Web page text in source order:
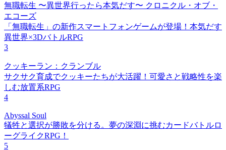
無職転生 〜異世界行ったら本気だす〜 クロニクル・オブ・
エコーズ
「無職転生」の新作スマートフォンゲームが登場！本気だす
異世界×3DバトルRPG
3
クッキーラン：クランブル
サクサク育成でクッキーたちが大活躍！可愛さと戦略性を楽
しむ放置系RPG
4
Abyssal Soul
犠牲と選択が勝敗を分ける。夢の深淵に挑むカードバトルロ
ーグライクRPG！
5